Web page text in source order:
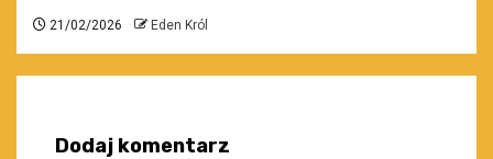
21/02/2026 Eden Król
Dodaj komentarz